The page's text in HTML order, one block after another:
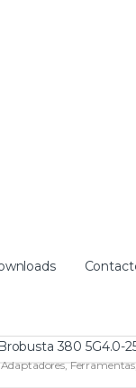
380 5G4.0-
Adaptadores Ferramentas